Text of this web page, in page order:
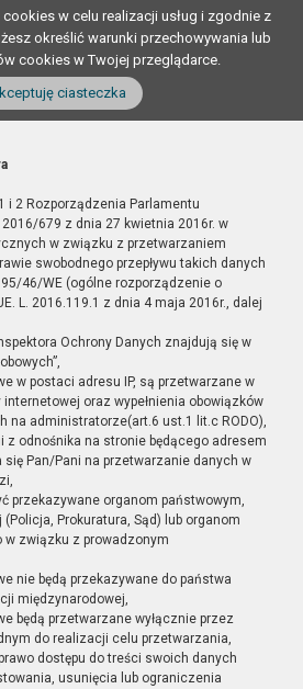
w celu realizacji usług i zgodnie z
określić warunki przechowywania lub
cookies w Twojej przeglądarce.
ciasteczka
i 2 Rozporządzenia Parlamentu
2016/679 z dnia 27 kwietnia 2016r. w
w związku z przetwarzaniem
swobodnego przepływu takich danych
46/WE (ogólne rozporządzenie o
L. 2016.119.1 z dnia 4 maja 2016r., dalej
Ochrony Danych znajdują się w
w postaci adresu IP, są przetwarzane w
oraz wypełnienia obowiązków
na administratorze(art.6 ust.1 lit.c RODO),
z odnośnika na stronie będącego adresem
Pan/Pani na przetwarzanie danych w
przekazywane organom państwowym,
Prokuratura, Sąd) lub organom
związku z prowadzonym
nie będą przekazywane do państwa
międzynarodowej,
będą przetwarzane wyłącznie przez
do realizacji celu przetwarzania,
dostępu do treści swoich danych
usunięcia lub ograniczenia